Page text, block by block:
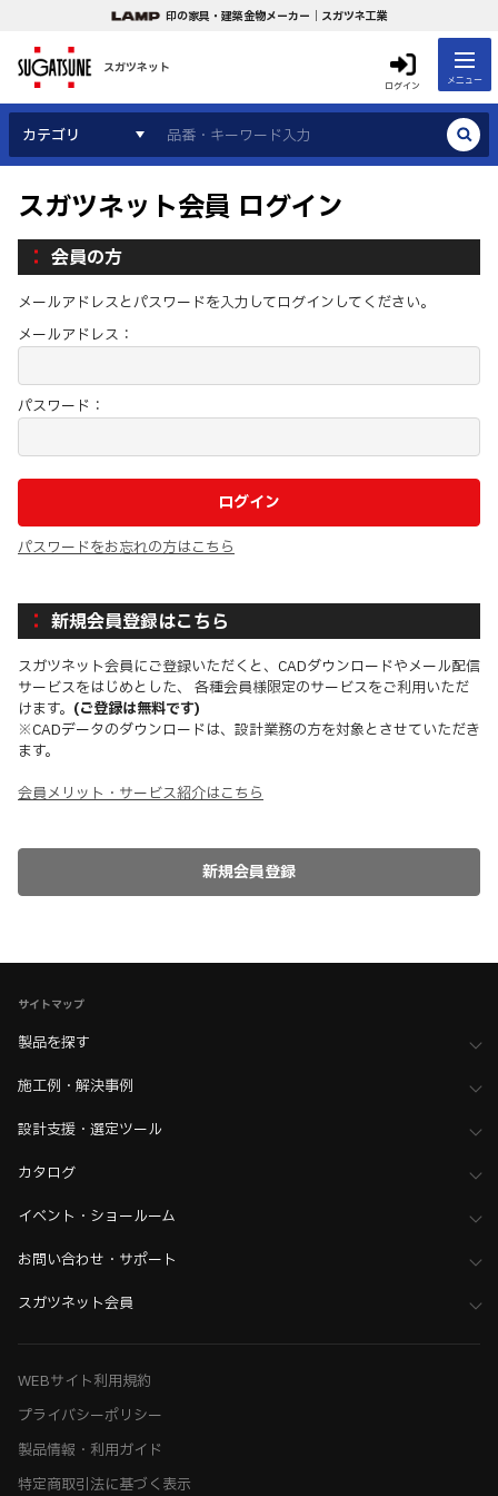
印の家具・建築金物メーカー｜スガツネ工業
スガツネット
ログイン メニュー
カテゴリ
スガツネット会員 ログイン
会員の方
メールアドレスとパスワードを入力してログインしてください。
メールアドレス：
パスワード：
パスワードをお忘れの方はこちら
新規会員登録はこちら
スガツネット会員にご登録いただくと、CADダウンロードやメール配信
サービスをはじめとした、 各種会員様限定のサービスをご利用いただ
けます。 (ご登録は無料です)
※CADデータのダウンロードは、設計業務の方を対象とさせていただき
ます。
会員メリット・サービス紹介はこちら
サイトマップ
製品を探す
施工例・解決事例
設計支援・選定ツール
カタログ
イベント・ショールーム
お問い合わせ・サポート
スガツネット会員
WEBサイト利用規約
プライバシーポリシー
製品情報・利用ガイド
特定商取引法に基づく表示